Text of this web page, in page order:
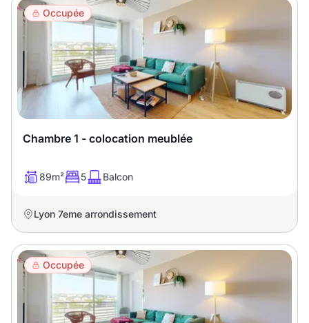
Occupée
Chambre 1 - colocation meublée
89m² 5 Balcon
Lyon 7eme arrondissement
Occupée